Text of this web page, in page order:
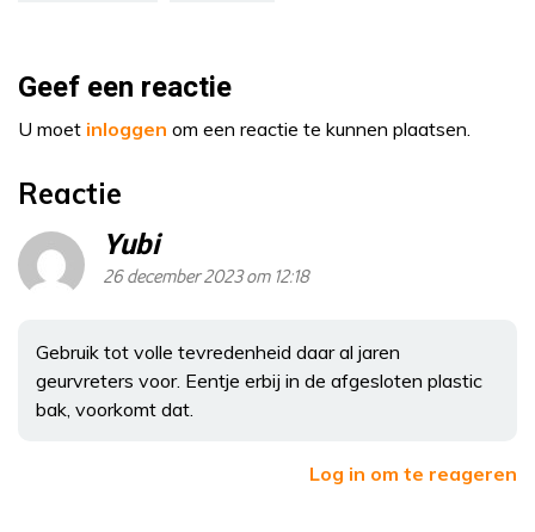
Geef een reactie
U moet inloggen om een reactie te kunnen plaatsen.
Reactie
Yubi
26 december 2023 om 12:18
Gebruik tot volle tevredenheid daar al jaren
geurvreters voor. Eentje erbij in de afgesloten plastic
bak, voorkomt dat.
Log in om te reageren